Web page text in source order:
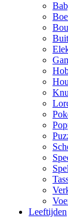
Leeftijden